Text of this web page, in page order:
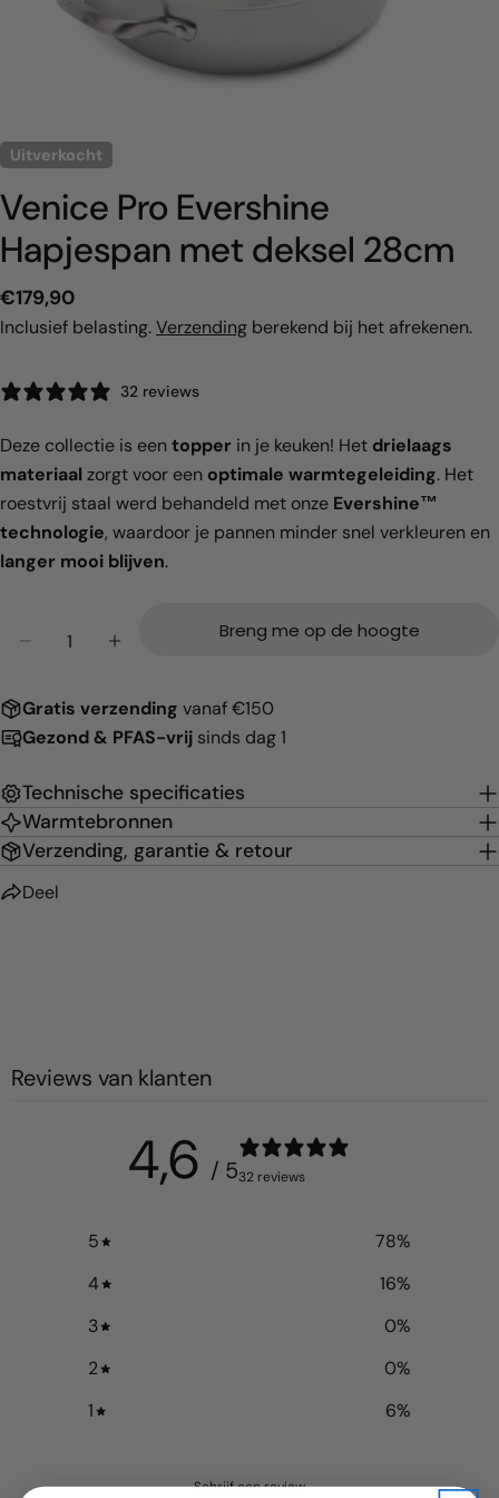
Uitverkocht
Venice Pro Evershine
Hapjespan met deksel 28cm
Normale
prijs
€179,90
Inclusief belasting.Verzending berekend bij het afrekenen.
32 reviews
Deze collectie is een topper in je keuken! Het drielaags
materiaal zorgt voor een optimale warmtegeleiding. Het
roestvrij staal werd behandeld met onze Evershine™
technologie, waardoor je pannen minder snel verkleuren en
langer mooi blijven.
Aantal verlagen voor Venice Pro Evershine
Breng me op de hoogte
Gratis verzending vanaf €150
Gezond & PFAS-vrij sinds dag 1
Technische specificaties
Warmtebronnen
Verzending, garantie & retour
Deel
Deel dit product
Deel
Kopiëren
Reviews van klanten
4,6 / 532 reviews
5 78%
4
16%
3
0%
2
0%
1
6%
Schrijf een review